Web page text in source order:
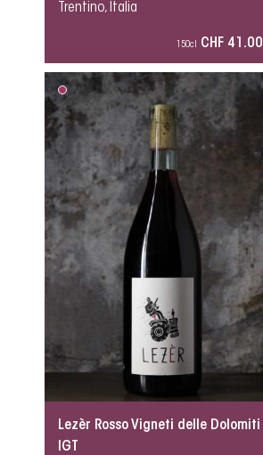
Trentino, Italia
150cl CHF 41.00
Lezèr Rosso Vigneti delle Dolomiti
IGT